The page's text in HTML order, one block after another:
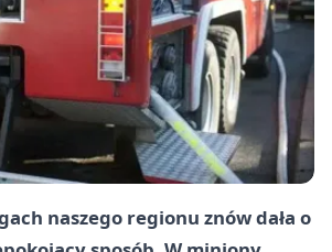
naszego regionu znów dała o